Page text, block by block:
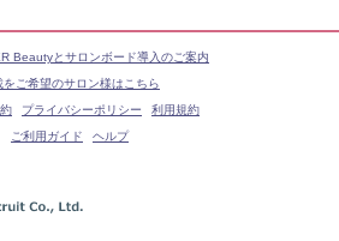
Beautyとサロンボード導入のご案内
をご希望のサロン様はこちら
プライバシーポリシー
利用規約
ご利用ガイド
ヘルプ